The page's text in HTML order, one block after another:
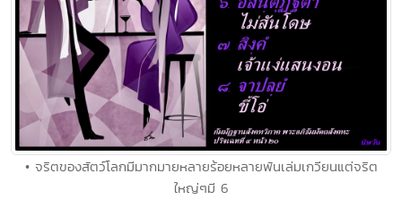
• จริตของสัตว์โลกมีมากมายหลายร้อยหลายพันเล่มเกวียนแต่จริต
ใหญ่ๆมี 6